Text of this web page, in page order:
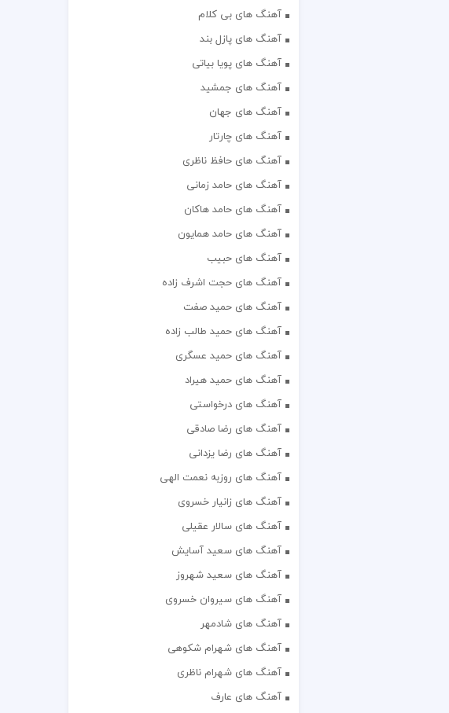
آهنگ های بی کلام
آهنگ های پازل بند
آهنگ های پویا بیاتی
آهنگ های جمشید
آهنگ های جهان
آهنگ های چارتار
آهنگ های حافظ ناظری
آهنگ های حامد زمانی
آهنگ های حامد هاکان
آهنگ های حامد همایون
آهنگ های حبیب
آهنگ های حجت اشرف زاده
آهنگ های حمید صفت
آهنگ های حمید طالب زاده
آهنگ های حمید عسگری
آهنگ های حمید هیراد
آهنگ های درخواستی
آهنگ های رضا صادقی
آهنگ های رضا یزدانی
آهنگ های روزبه نعمت الهی
آهنگ های زانیار خسروی
آهنگ های سالار عقیلی
آهنگ های سعید آسایش
آهنگ های سعید شهروز
آهنگ های سیروان خسروی
آهنگ های شادمهر
آهنگ های شهرام شکوهی
آهنگ های شهرام ناظری
آهنگ های عارف